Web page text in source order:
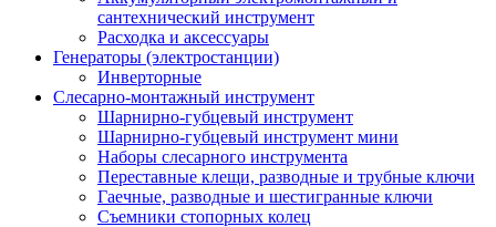
сантехнический инструмент
Расходка и аксессуары
Генераторы (электростанции)
Инверторные
Слесарно-монтажный инструмент
Шарнирно-губцевый инструмент
Шарнирно-губцевый инструмент мини
Наборы слесарного инструмента
Переставные клещи, разводные и трубные ключи
Гаечные, разводные и шестигранные ключи
Съемники стопорных колец